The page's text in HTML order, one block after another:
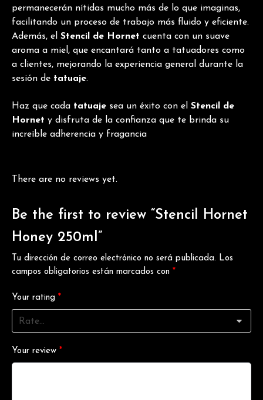
permanecerán nítidas mucho más de lo que imaginas,
facilitando un proceso de trabajo más fluido y eficiente.
Además, el Stencil de Hornet cuenta con un suave
aroma a miel, que encantará tanto a tatuadores como
a clientes, mejorando la experiencia general durante la
sesión de tatuaje.
Haz que cada tatuaje sea un éxito con el Stencil de
Hornet y disfruta de la confianza que te brinda su
increíble adherencia y fragancia
There are no reviews yet.
Be the first to review “Stencil Hornet
Honey 250ml”
Tu dirección de correo electrónico no será publicada. Los
campos obligatorios están marcados con *
Your rating *
Your review *